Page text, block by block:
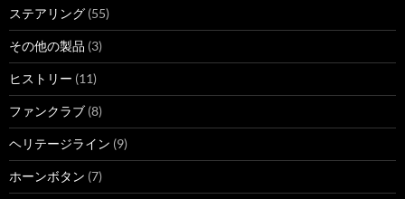
ステアリング (55)
その他の製品 (3)
ヒストリー (11)
ファンクラブ (8)
ヘリテージライン (9)
ホーンボタン (7)